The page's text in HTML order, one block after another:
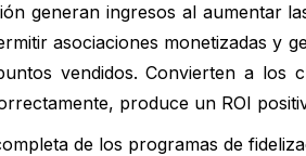
generan ingresos al aumentar
asociaciones monetizadas y
vendidos. Convierten a los
produce un ROI
de los programas de